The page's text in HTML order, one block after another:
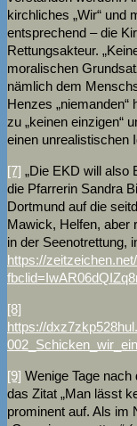
kirchliches „Wir“ und
entsprechend – die
Rettungsakteur.
moralischen
nämlich dem
Henzes
zu „keinen einzigen“
einen unrealistischen
[7] „Die EKD will also
die Pfarrerin Sandra
Dortmund auf die
Mawick, Helfen, aber
in der Seenotrettung,
https://
[8]
https://
[9] Wenige Tage
das Zitat „Man lässt
prominent auf. Als im